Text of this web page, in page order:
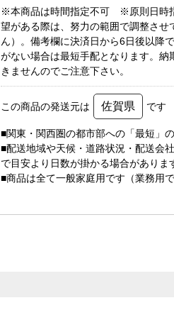
※本商品は時間指定不可 ※原則日時
望がある際は、努力の範囲で調整さ
ん）。備考欄に決済日から6日後以降
がない場合は最短手配となります。
きませんのでご注意下さい。
この商品の発送元は 佐賀県 です
■関東・関西圏の都市部への「最短」
■配送地域や天候・道路状況・配送会
で目安より日数が掛かる場合がありま
■商品は全て一般家庭用です（業務用で